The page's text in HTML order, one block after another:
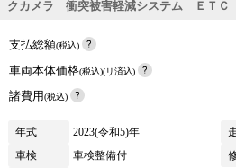
クカメラ 衝突被害軽減システム ＥＴ
支払総額(税込)
車両本体価格(税込)(リ済込)
諸費用(税込)
年式 2023(令和5)年
車検
車検整備付